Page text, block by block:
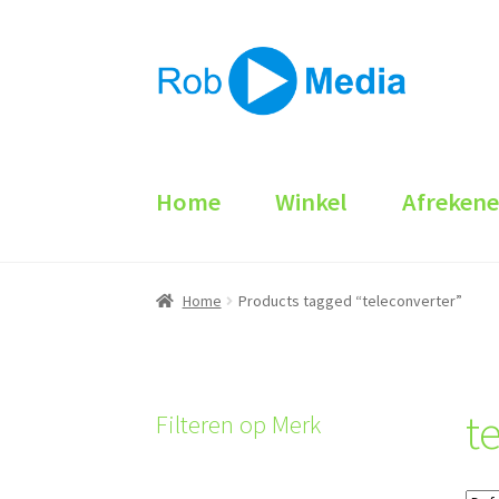
door
naar
Home Winkel
Home Products tagged “teleconverter”
Filteren op Merk